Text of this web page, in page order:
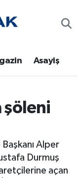
Asayiş
şöleni
Alper
Durmuş
açan